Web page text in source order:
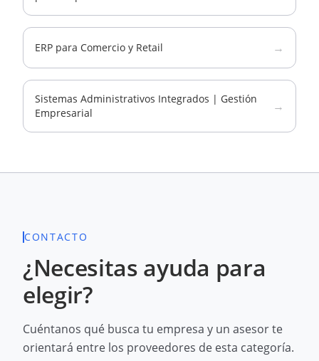
ERP para Comercio y Retail →
Sistemas Administrativos Integrados | Gestión
Empresarial
→
CONTACTO
¿Necesitas ayuda para
elegir?
Cuéntanos qué busca tu empresa y un asesor te
orientará entre los proveedores de esta categoría.